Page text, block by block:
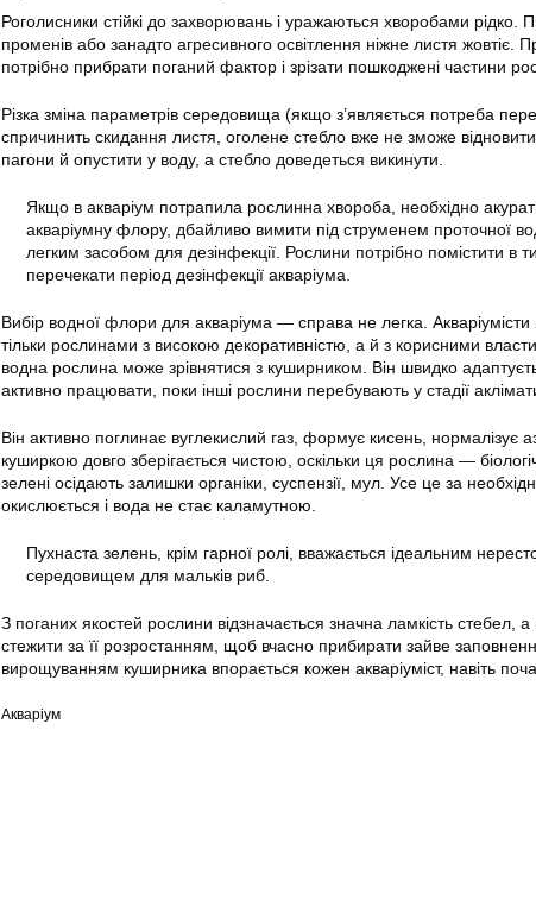
Роголисники стійкі до захворювань і уражаються хворобами рідко.
променів або занадто агресивного освітлення ніжне листя жовтіє.
потрібно прибрати поганий фактор і зрізати пошкоджені частини
Різка зміна параметрів середовища (якщо з’являється потреба
спричинить скидання листя, оголене стебло вже не зможе
пагони й опустити у воду, а стебло доведеться викинути.
Якщо в акваріум потрапила рослинна хвороба, необхідно
акваріумну флору, дбайливо вимити під струменем проточної
легким засобом для дезінфекції. Рослини потрібно помістити в
перечекати період дезінфекції акваріума.
Вибір водної флори для акваріума — справа не легка.
тільки рослинами з високою декоративністю, а й з корисними
водна рослина може зрівнятися з куширником. Він швидко
активно працювати, поки інші рослини перебувають у стадії
Він активно поглинає вуглекислий газ, формує кисень, нормалізує
куширкою довго зберігається чистою, оскільки ця рослина —
зелені осідають залишки органіки, суспензії, мул. Усе це за
окислюється і вода не стає каламутною.
Пухнаста зелень, крім гарної ролі, вважається ідеальним
середовищем для мальків риб.
З поганих якостей рослини відзначається значна ламкість стебел,
стежити за її розростанням, щоб вчасно прибирати зайве
вирощуванням куширника впорається кожен акваріуміст, навіть
Акваріум